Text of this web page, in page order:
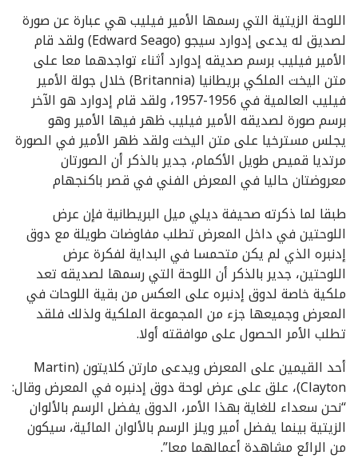
اللوحة الزيتية التي رسمها الأمير فيليب هي عبارة عن صورة
لصديق له يدعى إدوارد سيجو (Edward Seago) ولقد قام
الأمير فيليب برسم صديقه إدوارد أثناء تواجدهما معا على
متن اليخت الملكي بريطانيا (Britannia) خلال جولة الأمير
فيليب العالمية في 1956-1957، ولقد قام إدوارد هو الآخر
برسم صورة لصديقه الأمير فيليب ظهر فيها الأمير وهو
يجلس مسترخيا على متن اليخت ولقد ظهر الأمير في الصورة
مرتديا قميص طويل الأكمام، جدير بالذكر أن الصورتان
معروضتان حاليا في المعرض الفني في قصر باكنجهام
طبقا لما ذكرته صحيفة ديلي ميل البريطانية فإن عرض
اللوحتين في داخل المعرض تطلب مفاوضات طويلة مع دوق
إدنبره الذي لم يكن متحمسا في البداية لفكرة عرض
اللوحتين، جدير بالذكر أن اللوحة التي رسمها لصديقه تعد
ملكية خاصة لدوق إدنبره على العكس من بقية اللوحات في
المعرض وجميعها جزء من المجموعة الملكية ولذلك فلقد
تطلب الأمر الحصول على موافقته أولا.
أحد القيمين على المعرض ويدعى مارتن كلايتون (Martin
Clayton)، علق على عرض لوحة دوق إدنبره في المعرض وقال:
“نحن سعداء للغاية بهذا الأمر، الدوق يفضل الرسم بالألوان
الزيتية بينما يفضل أمير ويلز الرسم بالألوان المائية، سيكون
من الرائع مشاهدة أعمالهما معا”.